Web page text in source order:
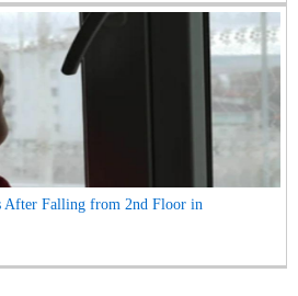
After Falling from 2nd Floor in